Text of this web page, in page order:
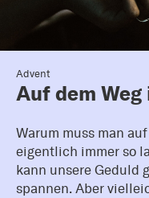
Advent
Auf dem Weg
Warum muss man
eigentlich immer so
kann unsere Geduld
spannen. Aber